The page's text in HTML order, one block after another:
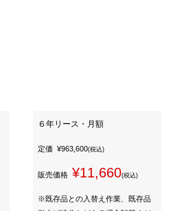
６年リース・月額
定価 ¥963,600(税込)
販売価格 ¥11,660(税込)
※既存品との入替え作業、既存品